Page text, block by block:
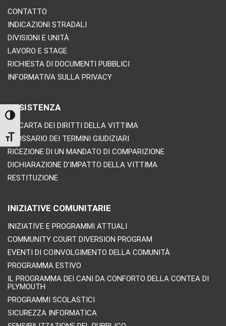
TOGGLE HIGH CONTRAST
TOGGLE FONT SIZE
CONTATTO
INDICAZIONI STRADALI
DIVISIONI E UNITÀ
LAVORO E STAGE
RICHIESTA DI DOCUMENTI PUBBLICI
INFORMATIVA SULLA PRIVACY
ASSISTENZA
LA CARTA DEI DIRITTI DELLA VITTIMA
GLOSSARIO DEI TERMINI GIUDIZIARI
RICEZIONE DI UN MANDATO DI COMPARIZIONE
DICHIARAZIONE D'IMPATTO DELLA VITTIMA
RESTITUZIONE
INIZIATIVE COMUNITARIE
INIZIATIVE E PROGRAMMI ATTUALI
COMMUNITY COURT DIVERSION PROGRAM
EVENTI DI COINVOLGIMENTO DELLA COMUNITÀ
PROGRAMMA ESTIVO
IL PROGRAMMA DEI CANI DA CONFORTO DELLA CONTEA DI
PLYMOUTH
PROGRAMMI SCOLASTICI
SICUREZZA INFORMATICA